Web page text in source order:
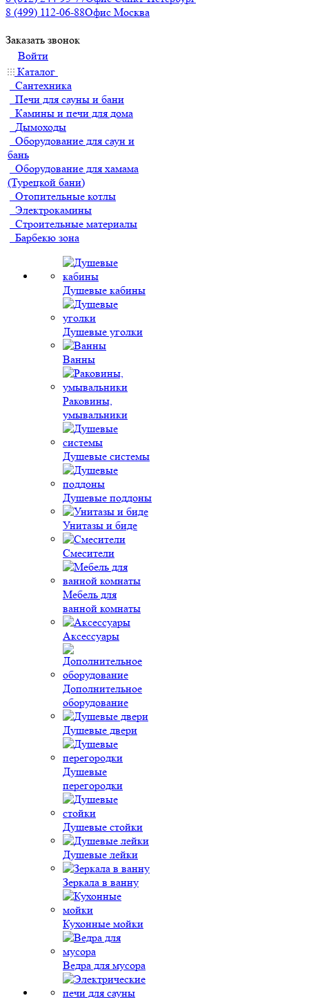
8 (499) 112-06-88Офис Москва
Заказать звонок
Войти
Каталог
Сантехника
Печи для сауны и бани
Камины и печи для дома
Дымоходы
Оборудование для саун и
бань
Оборудование для хамама
(Турецкой бани)
Отопительные котлы
Электрокамины
Строительные материалы
Барбекю зона
Душевые кабины
Душевые уголки
Ванны
Раковины,
умывальники
Душевые системы
Душевые поддоны
Унитазы и биде
Смесители
Мебель для
ванной комнаты
Аксессуары
Дополнительное
оборудование
Душевые двери
Душевые
перегородки
Душевые стойки
Душевые лейки
Зеркала в ванну
Кухонные мойки
Ведра для мусора